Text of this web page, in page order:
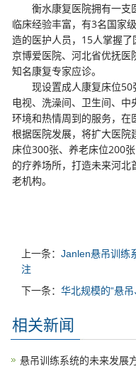
衡水康复医院拥有一支医
临床经验丰富，有3名国家
造的医护人员，15人掌握
京博爱医院、河北省优抚
知名康复专家应诊。
现设置成人康复床位50
电视、洗澡间、卫生间、
环境和热情周到的服务，在
根据医院发展，将扩大医
床位300张、养老床位200
的疗养场所，打造未来河
老机构。
上一条： Janlen悬吊训练
注
下一条： 华北规模的“悬
相关新闻
悬吊训练系统的未来发展